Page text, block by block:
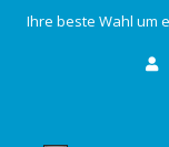
Ihre beste Wahl um